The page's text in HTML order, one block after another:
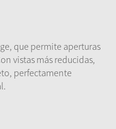
que permite aperturas
vistas más reducidas,
perfectamente